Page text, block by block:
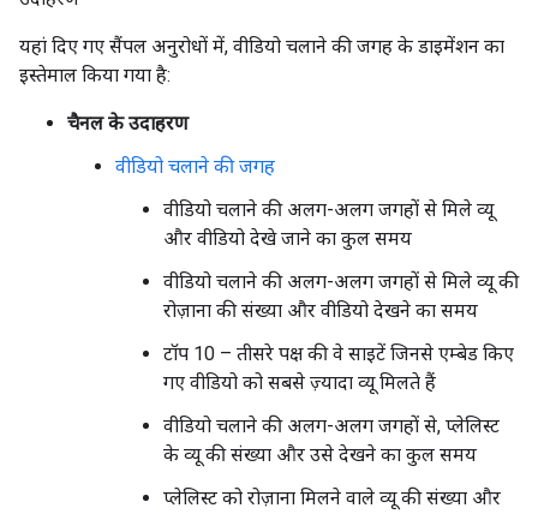
यहां दिए गए सैंपल अनुरोधों में, वीडियो चलाने की जगह के डाइमेंशन का
इस्तेमाल किया गया है:
चैनल के उदाहरण
वीडियो चलाने की जगह
वीडियो चलाने की अलग-अलग जगहों से मिले व्यू
और वीडियो देखे जाने का कुल समय
वीडियो चलाने की अलग-अलग जगहों से मिले व्यू की
रोज़ाना की संख्या और वीडियो देखने का समय
टॉप 10 – तीसरे पक्ष की वे साइटें जिनसे एम्बेड किए
गए वीडियो को सबसे ज़्यादा व्यू मिलते हैं
वीडियो चलाने की अलग-अलग जगहों से, प्लेलिस्ट
के व्यू की संख्या और उसे देखने का कुल समय
प्लेलिस्ट को रोज़ाना मिलने वाले व्यू की संख्या और